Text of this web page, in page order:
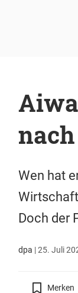
Wen hat
Doch der
dpa |25. Juli
Merken